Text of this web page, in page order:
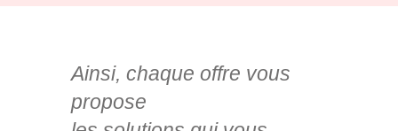
Ainsi, chaque offre vous
propose